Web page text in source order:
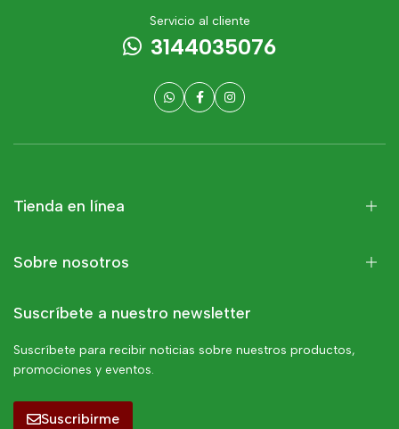
Servicio al cliente
3144035076
Tienda en línea
Sobre nosotros
Suscríbete a nuestro newsletter
Suscríbete para recibir noticias sobre nuestros productos,
promociones y eventos.
Suscribirme